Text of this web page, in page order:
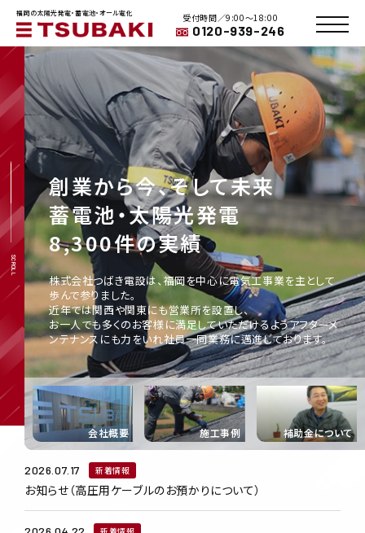
福岡の太陽光発電・蓄電池・オール電化 受付時間／9:00〜18:00
0120-939-246
創業から今、そして未来
蓄電池・太陽光発電
8,300件の実績
株式会社つばき電設は、福岡を中心に電気工事業を主として
歩んで参りました。
近年では関西や関東にも営業所を設置し、
お一人でも多くのお客様に満足していただけるようアフターメ
ンテナンスにも力をいれ社員一同業務に邁進しております。
会社概要 施工事例 補助金について
SCROLL
2026.07.17 新着情報
お知らせ（高圧用ケーブルのお預かりについて）